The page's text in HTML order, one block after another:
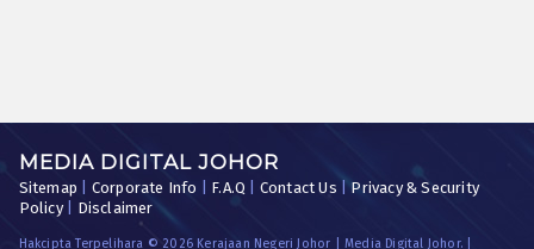
MEDIA DIGITAL JOHOR
Sitemap Corporate Info F.A.Q Contact Us |Privacy & Security
Policy| Disclaimer
Hakcipta Terpelihara © 2026 Kerajaan Negeri Johor | Media Digital Johor. |